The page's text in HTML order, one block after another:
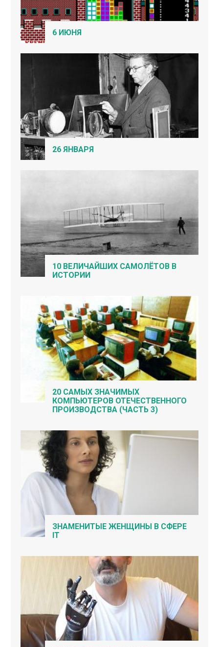
6 ИЮНЯ
26 ЯНВАРЯ
10 ВЕЛИЧАЙШИХ САМОЛЁТОВ В
ИСТОРИИ
20 САМЫХ ЗНАЧИМЫХ
КОМПЬЮТЕРОВ ОТЕЧЕСТВЕННОГО
ПРОИЗВОДСТВА (ЧАСТЬ 3)
ЗНАМЕНИТЫЕ ЖЕНЩИНЫ В СФЕРЕ
IT